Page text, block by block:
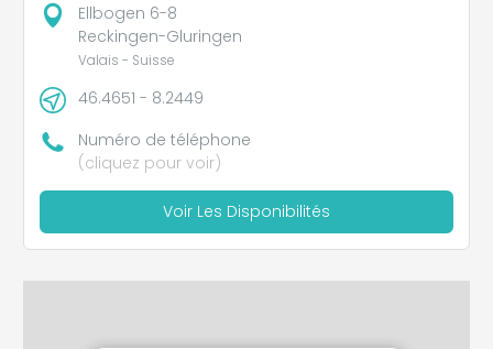
Ellbogen 6-8
Reckingen-Gluringen
Valais - Suisse
46.4651 - 8.2449
Numéro de téléphone
(cliquez pour voir)
Voir Les Disponibilités